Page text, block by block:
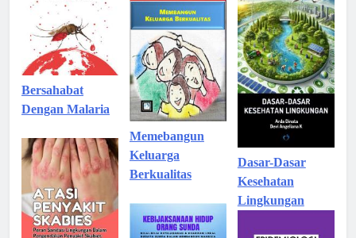
Bersahabat
Dengan Malaria
Memebangun
Keluarga
Berkualitas
Dasar-Dasar
Kesehatan
Lingkungan